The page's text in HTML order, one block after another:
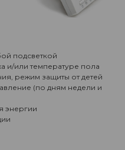
подсветкой
и/или температуре пола
режим защиты от детей
(по дням недели и
энергии